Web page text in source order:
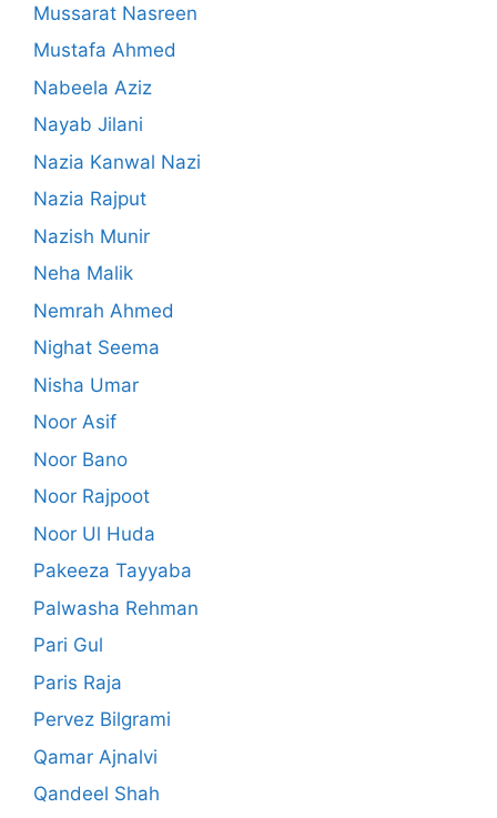
Mussarat Nasreen
Mustafa Ahmed
Nabeela Aziz
Nayab Jilani
Nazia Kanwal Nazi
Nazia Rajput
Nazish Munir
Neha Malik
Nemrah Ahmed
Nighat Seema
Nisha Umar
Noor Asif
Noor Bano
Noor Rajpoot
Noor Ul Huda
Pakeeza Tayyaba
Palwasha Rehman
Pari Gul
Paris Raja
Pervez Bilgrami
Qamar Ajnalvi
Qandeel Shah